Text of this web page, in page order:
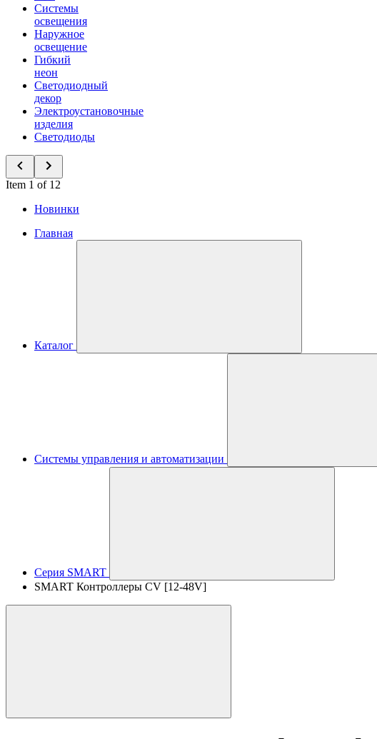
Системы
освещения
Наружное
освещение
Гибкий
неон
Светодиодный
декор
Электроустановочные
изделия
Светодиоды
Item 1 of 12
Новинки
Главная
Каталог
Системы управления и автоматизации
Серия SMART
SMART Контроллеры CV [12-48V]